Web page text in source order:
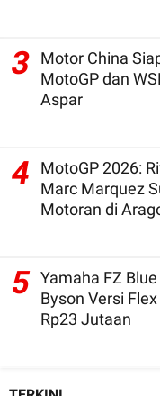
3
Motor China
MotoGP dan
Aspar
4
MotoGP 2026:
Marc Marquez
Motoran di
5 Yamaha FZ
Byson Versi
Rp23 Jutaan